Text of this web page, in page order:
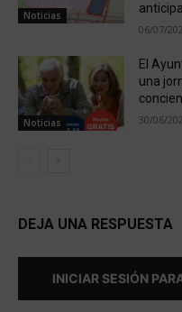
Noticias
06/07/
Noticias
El
una
30/06/
DEJA UNA RESPUESTA
INICIAR SESIÓN